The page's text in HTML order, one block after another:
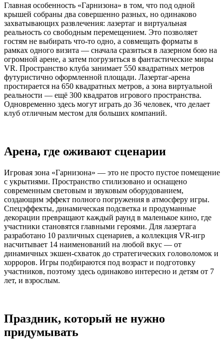
Главная особенность «Гарнизона» в том, что под одной
крышей собраны два совершенно разных, но одинаково
захватывающих развлечения: лазертаг и виртуальная
реальность со свободным перемещением. Это позволяет
гостям не выбирать что-то одно, а совмещать форматы в
рамках одного визита — сначала сразиться в лазерном бою на
огромной арене, а затем погрузиться в фантастические миры
VR. Пространство клуба занимает 550 квадратных метров
футуристично оформленной площади. Лазертаг-арена
простирается на 650 квадратных метров, а зона виртуальной
реальности — ещё 300 квадратов игрового пространства.
Одновременно здесь могут играть до 36 человек, что делает
клуб отличным местом для больших компаний.
Арена, где оживают сценарии
Игровая зона «Гарнизона» — это не просто пустое помещение
с укрытиями. Пространство стилизовано и оснащено
современным световым и звуковым оборудованием,
создающим эффект полного погружения в атмосферу игры.
Спецэффекты, динамическая подсветка и продуманные
декорации превращают каждый раунд в маленькое кино, где
участники становятся главными героями. Для лазертага
разработано 10 различных сценариев, а коллекция VR-игр
насчитывает 14 наименований на любой вкус — от
динамичных экшен-схваток до стратегических головоломок и
хорроров. Игры подбираются под возраст и подготовку
участников, поэтому здесь одинаково интересно и детям от 7
лет, и взрослым.
Праздник, который не нужно
придумывать